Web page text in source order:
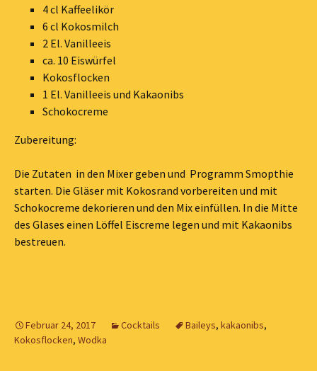
4 cl Kaffeelikör
6 cl Kokosmilch
2 El. Vanilleeis
ca. 10 Eiswürfel
Kokosflocken
1 El. Vanilleeis und Kakaonibs
Schokocreme
Zubereitung:
Die Zutaten in den Mixer geben und Programm Smopthie
starten. Die Gläser mit Kokosrand vorbereiten und mit
Schokocreme dekorieren und den Mix einfüllen. In die Mitte
des Glases einen Löffel Eiscreme legen und mit Kakaonibs
bestreuen.
Februar 24, 2017 Cocktails Baileys, kakaonibs,
Kokosflocken, Wodka